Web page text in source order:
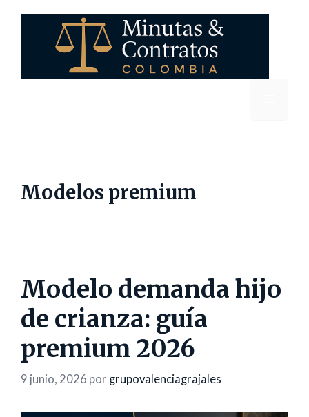
Modelos premium
Modelo demanda hijo
de crianza: guía
premium 2026
9 junio, 2026 por grupovalenciagrajales